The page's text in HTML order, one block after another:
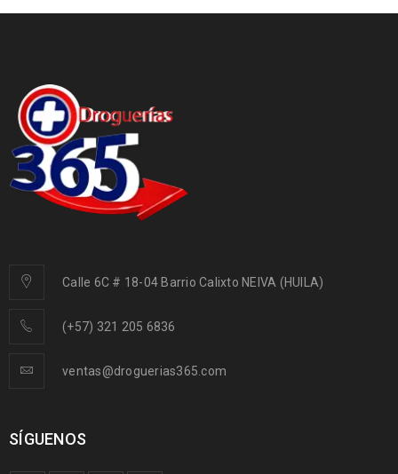
Calle 6C # 18-04 Barrio Calixto NEIVA (HUILA)
(+57) 321 205 6836
ventas@droguerias365.com
SÍGUENOS